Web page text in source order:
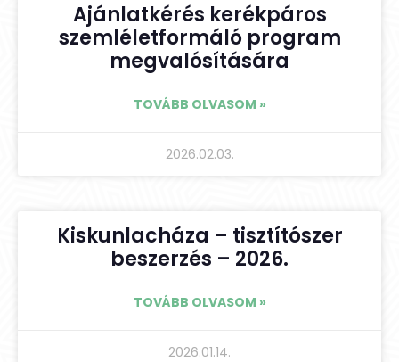
Ajánlatkérés kerékpáros
szemléletformáló program
megvalósítására
TOVÁBB OLVASOM »
2026.02.03.
Kiskunlacháza – tisztítószer
beszerzés – 2026.
TOVÁBB OLVASOM »
2026.01.14.